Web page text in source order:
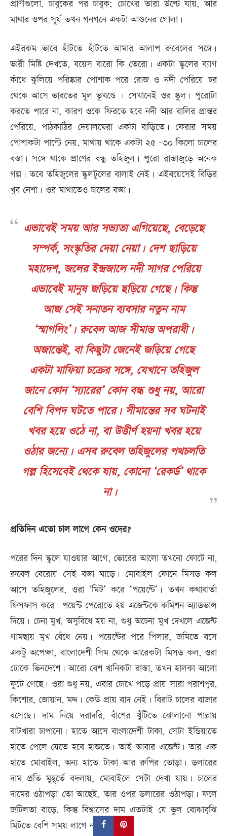
প্রাণীগুলো, চাবুকের পর চাবুক; চোখের তারা উল্টে যায়, আর
মাথার ওপর সূর্য তখন গনগনে একটা আগুনের গোলা।
এইরকম ভাবে হাঁটতে হাঁটতে আমার আলাপ রুবেলের সঙ্গে।
ভারী মিষ্টি দেখতে, বয়েস বারো কি তেরো। একটা স্কুলের ব্যাগ
কাঁধে ঝুলিয়ে পরিষ্কার পোশাক পরে রোজ ও নদী পেরিয়ে চর
থেকে আসে ভারতের মূল ভূখণ্ডে । সেখানেই ওর স্কুল। পুরোটা
করতে পারে না, কারণ ওকে ফিরতে হবে নদী আর বালির প্রান্তর
পেরিয়ে, পাঠকাঠির দেয়ালঘেরা একটা বাড়িতে। ফেরার সময়
পোশাকটা পাল্টে নেয়, মাথায় থাকে একটা ২৫ -৩০ কিলো চালের
বস্তা। সঙ্গে থাকে প্রাণের বন্ধু তহিজুল। পুরো রাস্তাজুড়ে অনেক
গল্প। তবে তহিজুলের স্কুলটুলের বালাই নেই। এইবয়েসেই বিড়ির
খুব নেশা। ওর মাথাতেও চালের বস্তা।
এভাবেই সময় আর সভ্যতা এগিয়েছে, বেড়েছে
সম্পর্ক, সংস্কৃতির দেয়া নেয়া। দেশ ছাড়িয়ে
মহাদেশ, জলের ইন্দ্রজালে নদী সাগর পেরিয়ে
এভাবেই মানুষ জড়িয়ে ছড়িয়ে গেছে। কিন্তু
আজ সেই সনাতন ব্যবসার নতুন নাম
‘স্মাগলিং’। রুবেল আজ সীমান্ত অপরাধী।
অজান্তেই, বা কিছুটা জেনেই জড়িয়ে গেছে
একটা মাফিয়া চক্রের সঙ্গে, যেখানে তহিজুল
জানে কোন ‘স্যারের’ কোন বন্ধ শুধু নয়, আরো
বেশি বিপদ ঘটতে পারে। সীমান্তের সব ঘটনাই
খবর হয়ে ওঠে না, বা উত্তীর্ণ হয়না খবর হয়ে
ওঠার জন্যে। এসব রুবেল তহিজুলের পথচলতি
গল্প হিসেবেই থেকে যায়, কোনো ‘রেকর্ড’ থাকে
না।
প্রতিদিন এতো চাল লাগে কেন ওদের?
পরের দিন স্কুলে যাওয়ার আগে, ভোরের আলো তখনো ফোটে না,
রুবেল বেরোয় সেই বস্তা ঘাড়ে। মোবাইল ফোনে মিসড কল
আসে তহিজুলের, ওরা ‘মিট’ করে ‘পয়েন্টে’। তখন কথাবার্তা
ফিসফাস করে। পয়েন্ট পেরোতে হয় এজেন্টকে কমিশন অ্যাডভান্স
দিয়ে। চেনা মুখ, অসুবিধে হয় না, শুধু অচেনা মুখ দেখলে এজেন্ট
গামছায় মুখ বেঁধে নেয়। পয়েন্টের পরে পিলার, জমিতে বসে
একটু অপেক্ষা, বাংলাদেশী সিম থেকে আরেকটা মিসড কল, ওরা
ঢোকে ভিনদেশে। আরো বেশ খানিকটা রাস্তা, তখন হালকা আলো
ফুটে গেছে। ওরা শুধু নয়, এবার চোখে পড়ে প্রায় সারা পরাশপুর,
কিশোর, জোয়ান, মদ্দ। কেউ প্রায় বাদ নেই। বিরাট চালের বাজার
বসেছে। দাম নিয়ে দরাদরি, বাঁশের খুঁটিতে ঝোলানো পাল্লায়
বাটখারা চাপানো। হাতে আসে বাংলাদেশী টাকা, সেটা ইন্ডিয়াতে
হাতে পেলে যেতে হবে হাজতে। তাই আবার এজেন্ট। তার এক
হাতে মোবাইল, অন্য হাতে টাকা আর রুপির তোড়া। ডলারের
দাম প্রতি মুহূর্তে বদলায়, মোবাইলে সেটা দেখা যায়। চালের
দামের ওঠাপড়া তো আছেই, তার ওপর ডলারের ওঠাপড়া। ফলে
জটিলতা বাড়ে, কিন্তু বিশ্বাসের দাম এতটাই যে ভুল বোঝাবুঝি
মিটতে বেশি সময় লাগে না।